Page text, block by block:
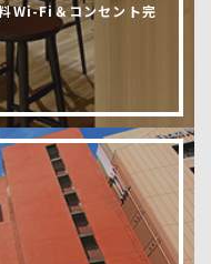
Wi-Fi＆コンセント完